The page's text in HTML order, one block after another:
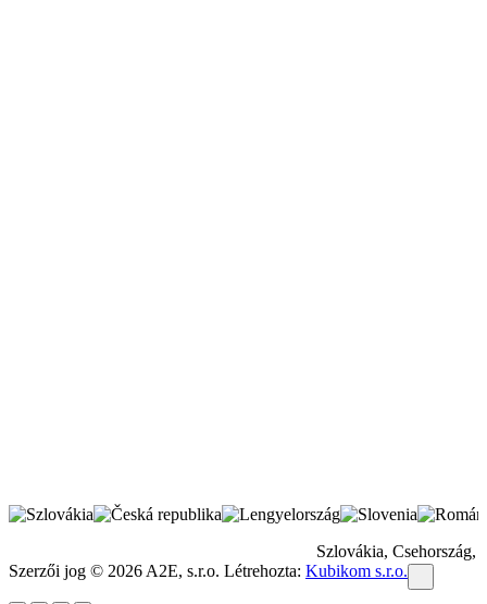
Szlovákia, Csehország,
Szerzői jog © 2026 A2E, s.r.o. Létrehozta: Kubikom s.r.o.